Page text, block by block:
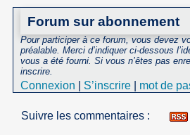
Forum sur abonnement
Pour participer à ce forum, vous devez
préalable. Merci d’indiquer ci-dessous
vous a été fourni. Si vous n’êtes pas
inscrire.
Connexion S’inscrire mot de
Suivre les commentaires :